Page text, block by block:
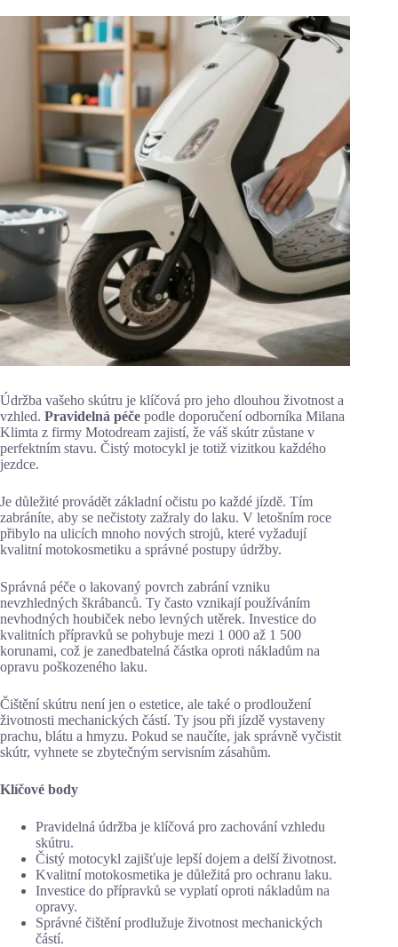
Údržba vašeho skútru je klíčová pro jeho dlouhou životnost a
vzhled. Pravidelná péče podle doporučení odborníka Milana
Klimta z firmy Motodream zajistí, že váš skútr zůstane v
perfektním stavu. Čistý motocykl je totiž vizitkou každého
jezdce.
Je důležité provádět základní očistu po každé jízdě. Tím
zabráníte, aby se nečistoty zažraly do laku. V letošním roce
přibylo na ulicích mnoho nových strojů, které vyžadují
kvalitní motokosmetiku a správné postupy údržby.
Správná péče o lakovaný povrch zabrání vzniku
nevzhledných škrábanců. Ty často vznikají používáním
nevhodných houbiček nebo levných utěrek. Investice do
kvalitních přípravků se pohybuje mezi 1 000 až 1 500
korunami, což je zanedbatelná částka oproti nákladům na
opravu poškozeného laku.
Čištění skútru není jen o estetice, ale také o prodloužení
životnosti mechanických částí. Ty jsou při jízdě vystaveny
prachu, blátu a hmyzu. Pokud se naučíte, jak správně vyčistit
skútr, vyhnete se zbytečným servisním zásahům.
Klíčové body
Pravidelná údržba je klíčová pro zachování vzhledu
skútru.
Čistý motocykl zajišťuje lepší dojem a delší životnost.
Kvalitní motokosmetika je důležitá pro ochranu laku.
Investice do přípravků se vyplatí oproti nákladům na
opravy.
Správné čištění prodlužuje životnost mechanických
částí.